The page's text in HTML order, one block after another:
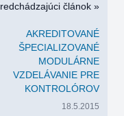
článok »
AKREDITOVANÉ
ŠPECIALIZOVANÉ
MODULÁRNE
VZDELÁVANIE PRE
KONTROLÓROV
18.5.2015